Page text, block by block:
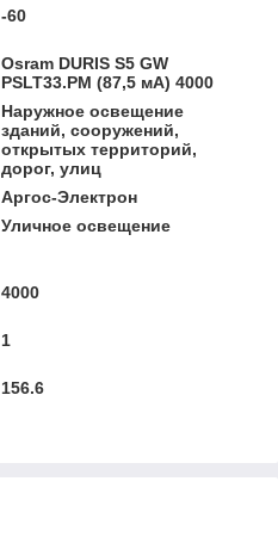
-60
Osram DURIS S5 GW
PSLT33.PM (87,5 мА) 4000
Наружное освещение
зданий, сооружений,
открытых территорий,
дорог, улиц
Аргос-Электрон
Уличное освещение
4000
1
156.6